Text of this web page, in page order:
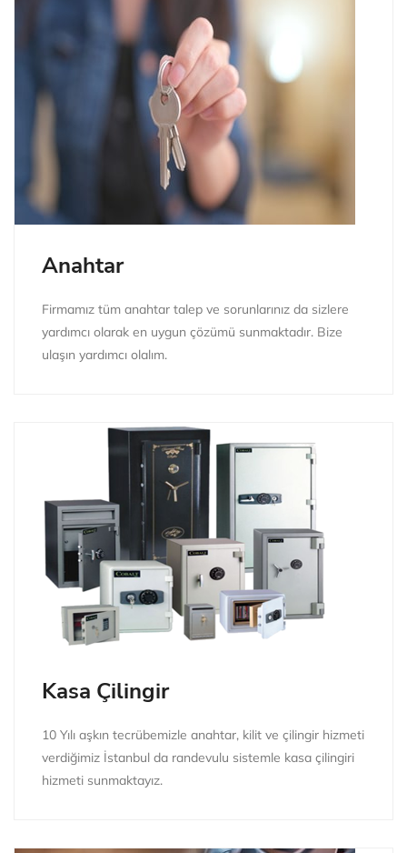
Anahtar
Firmamız tüm anahtar talep ve sorunlarınız da sizlere
yardımcı olarak en uygun çözümü sunmaktadır. Bize
ulaşın yardımcı olalım.
Kasa Çilingir
10 Yılı aşkın tecrübemizle anahtar, kilit ve çilingir hizmeti
verdiğimiz İstanbul da randevulu sistemle kasa çilingiri
hizmeti sunmaktayız.